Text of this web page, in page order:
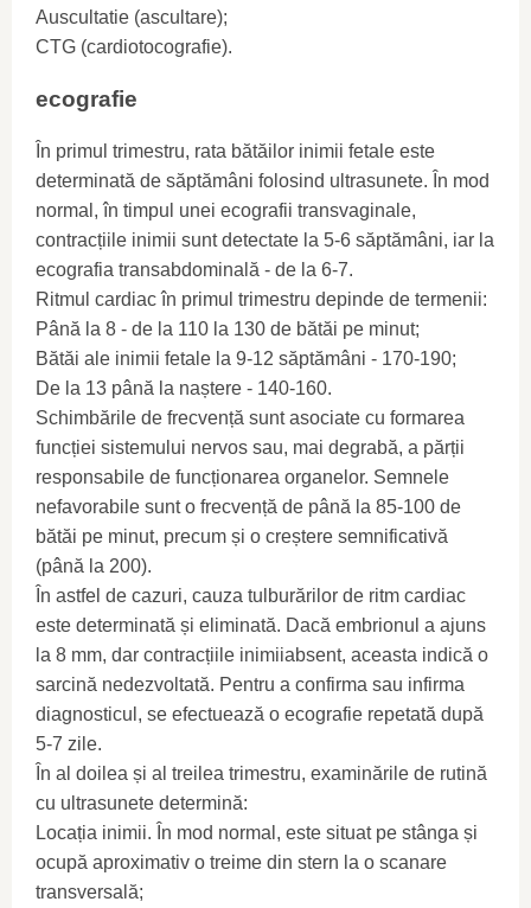
Auscultatie (ascultare);
CTG (cardiotocografie).
ecografie
În primul trimestru, rata bătăilor inimii fetale este
determinată de săptămâni folosind ultrasunete. În mod
normal, în timpul unei ecografii transvaginale,
contracțiile inimii sunt detectate la 5-6 săptămâni, iar la
ecografia transabdominală - de la 6-7.
Ritmul cardiac în primul trimestru depinde de termenii:
Până la 8 - de la 110 la 130 de bătăi pe minut;
Bătăi ale inimii fetale la 9-12 săptămâni - 170-190;
De la 13 până la naștere - 140-160.
Schimbările de frecvență sunt asociate cu formarea
funcției sistemului nervos sau, mai degrabă, a părții
responsabile de funcționarea organelor. Semnele
nefavorabile sunt o frecvență de până la 85-100 de
bătăi pe minut, precum și o creștere semnificativă
(până la 200).
În astfel de cazuri, cauza tulburărilor de ritm cardiac
este determinată și eliminată. Dacă embrionul a ajuns
la 8 mm, dar contracțiile inimiiabsent, aceasta indică o
sarcină nedezvoltată. Pentru a confirma sau infirma
diagnosticul, se efectuează o ecografie repetată după
5-7 zile.
În al doilea și al treilea trimestru, examinările de rutină
cu ultrasunete determină:
Locația inimii. În mod normal, este situat pe stânga și
ocupă aproximativ o treime din stern la o scanare
transversală;